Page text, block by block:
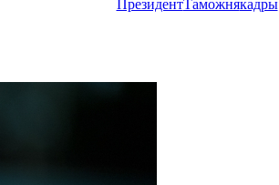
ПрезидентТаможнякадры